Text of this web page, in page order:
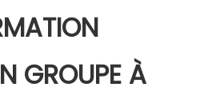
GROUPE À